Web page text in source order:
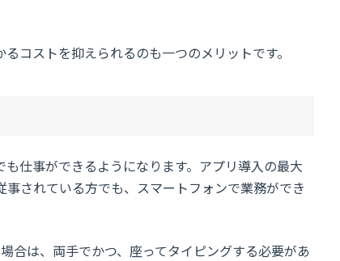
コストを抑えられるのも一つのメリットです。
仕事ができるようになります。アプリ導入の最大
されている方でも、スマートフォンで業務ができ
合は、両手でかつ、座ってタイピングする必要があ